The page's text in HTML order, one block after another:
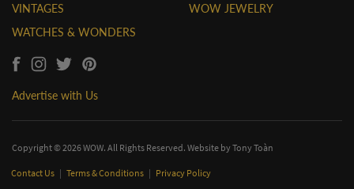
VINTAGES
WATCHES & WONDERS
WOW JEWELRY
Advertise with Us
Copyright © 2026 WOW. All Rights Reserved. Website byTony Toàn
Contact Us | Terms & Conditions | Privacy Policy